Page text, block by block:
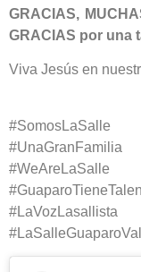
GRACIAS,
GRACIAS por una
Viva Jesús en
#SomosLaSalle
#UnaGranFamilia
#WeAreLaSalle
#LaVozLasallista